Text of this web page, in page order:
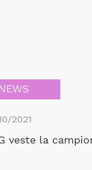
NEWS
2021
veste la